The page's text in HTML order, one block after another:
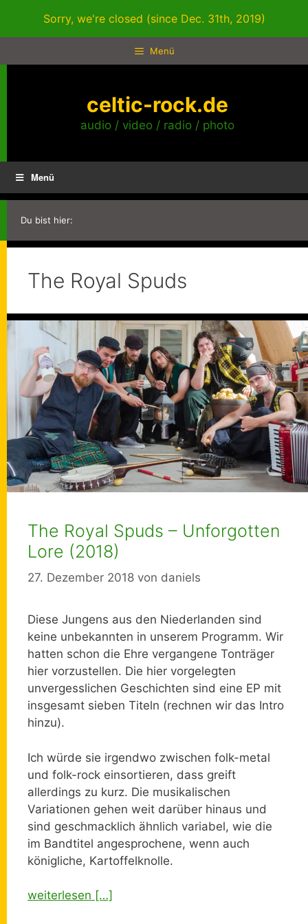
Sorry, we're closed (since Dec. 31th, 2019)
Menü
celtic-rock.de
audio / video / radio / photo
Menü
Du bist hier:
The Royal Spuds
The Royal Spuds – Unforgotten
Lore (2018)
27. Dezember 2018 von daniels
Diese Jungens aus den Niederlanden sind
keine unbekannten in unserem Programm. Wir
hatten schon die Ehre vergangene Tonträger
hier vorzustellen. Die hier vorgelegten
unvergesslichen Geschichten sind eine EP mit
insgesamt sieben Titeln (rechnen wir das Intro
hinzu).
Ich würde sie irgendwo zwischen folk-metal
und folk-rock einsortieren, dass greift
allerdings zu kurz. Die musikalischen
Variationen gehen weit darüber hinaus und
sind geschmacklich ähnlich variabel, wie die
im Bandtitel angesprochene, wenn auch
königliche, Kartoffelknolle.
weiterlesen […]